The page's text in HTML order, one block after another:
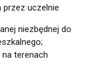
przez uczelnie
niezbędnej do
na terenach